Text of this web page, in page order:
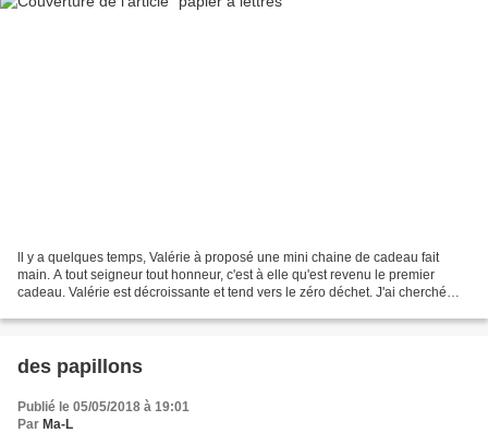
ll y a quelques temps, Valérie à proposé une mini chaine de cadeau fait
main. A tout seigneur tout honneur, c'est à elle qu'est revenu le premier
cadeau. Valérie est décroissante et tend vers le zéro déchet. J'ai cherché
des papillons
Publié le 05/05/2018 à 19:01
Par Ma-L